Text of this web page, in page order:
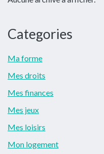
principale
Categories
Ma forme
Mes droits
Mes finances
Mes jeux
Mes loisirs
Mon logement